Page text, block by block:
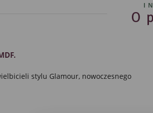
O
stylu Glamour, nowoczesnego